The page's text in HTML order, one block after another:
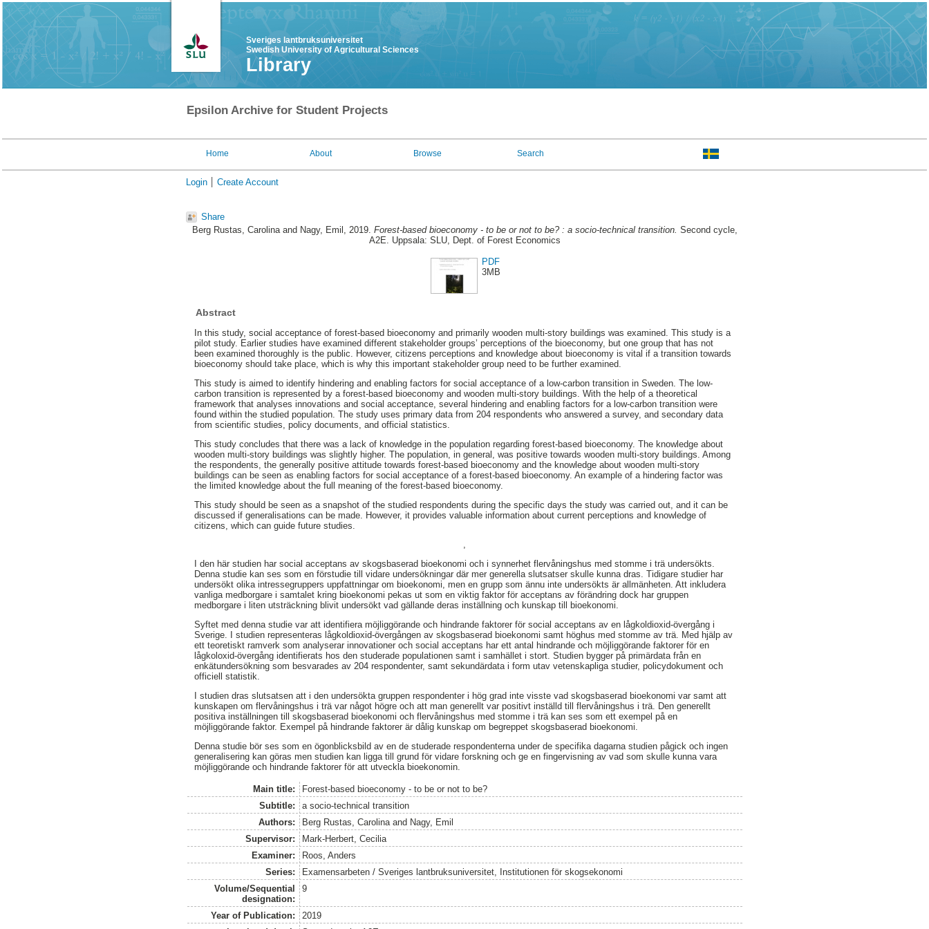
Sveriges lantbruksuniversitet
Swedish University of Agricultural Sciences
Library
Epsilon Archive for Student Projects
Home About Browse Search
Login Create Account
Share
Berg Rustas, Carolinaand Nagy, Emil , 2019. Forest-based bioeconomy - to be or not to be? : a socio-technical transition. Second cycle,
A2E. Uppsala: SLU, Dept. of Forest Economics
PDF
3MB
Abstract
In this study, social acceptance of forest-based bioeconomy and primarily wooden multi-story buildings was examined. This study is a
pilot study. Earlier studies have examined different stakeholder groups’ perceptions of the bioeconomy, but one group that has not
been examined thoroughly is the public. However, citizens perceptions and knowledge about bioeconomy is vital if a transition towards
bioeconomy should take place, which is why this important stakeholder group need to be further examined.
This study is aimed to identify hindering and enabling factors for social acceptance of a low-carbon transition in Sweden. The low-
carbon transition is represented by a forest-based bioeconomy and wooden multi-story buildings. With the help of a theoretical
framework that analyses innovations and social acceptance, several hindering and enabling factors for a low-carbon transition were
found within the studied population. The study uses primary data from 204 respondents who answered a survey, and secondary data
from scientific studies, policy documents, and official statistics.
This study concludes that there was a lack of knowledge in the population regarding forest-based bioeconomy. The knowledge about
wooden multi-story buildings was slightly higher. The population, in general, was positive towards wooden multi-story buildings. Among
the respondents, the generally positive attitude towards forest-based bioeconomy and the knowledge about wooden multi-story
buildings can be seen as enabling factors for social acceptance of a forest-based bioeconomy. An example of a hindering factor was
the limited knowledge about the full meaning of the forest-based bioeconomy.
This study should be seen as a snapshot of the studied respondents during the specific days the study was carried out, and it can be
discussed if generalisations can be made. However, it provides valuable information about current perceptions and knowledge of
citizens, which can guide future studies.
,
I den här studien har social acceptans av skogsbaserad bioekonomi och i synnerhet flervåningshus med stomme i trä undersökts.
Denna studie kan ses som en förstudie till vidare undersökningar där mer generella slutsatser skulle kunna dras. Tidigare studier har
undersökt olika intressegruppers uppfattningar om bioekonomi, men en grupp som ännu inte undersökts är allmänheten. Att inkludera
vanliga medborgare i samtalet kring bioekonomi pekas ut som en viktig faktor för acceptans av förändring dock har gruppen
medborgare i liten utsträckning blivit undersökt vad gällande deras inställning och kunskap till bioekonomi.
Syftet med denna studie var att identifiera möjliggörande och hindrande faktorer för social acceptans av en lågkoldioxid-övergång i
Sverige. I studien representeras lågkoldioxid-övergången av skogsbaserad bioekonomi samt höghus med stomme av trä. Med hjälp av
ett teoretiskt ramverk som analyserar innovationer och social acceptans har ett antal hindrande och möjliggörande faktorer för en
lågkoloxid-övergång identifierats hos den studerade populationen samt i samhället i stort. Studien bygger på primärdata från en
enkätundersökning som besvarades av 204 respondenter, samt sekundärdata i form utav vetenskapliga studier, policydokument och
officiell statistik.
I studien dras slutsatsen att i den undersökta gruppen respondenter i hög grad inte visste vad skogsbaserad bioekonomi var samt att
kunskapen om flervåningshus i trä var något högre och att man generellt var positivt inställd till flervåningshus i trä. Den generellt
positiva inställningen till skogsbaserad bioekonomi och flervåningshus med stomme i trä kan ses som ett exempel på en
möjliggörande faktor. Exempel på hindrande faktorer är dålig kunskap om begreppet skogsbaserad bioekonomi.
Denna studie bör ses som en ögonblicksbild av en de studerade respondenterna under de specifika dagarna studien pågick och ingen
generalisering kan göras men studien kan ligga till grund för vidare forskning och ge en fingervisning av vad som skulle kunna vara
möjliggörande och hindrande faktorer för att utveckla bioekonomin.
Main title:
Forest-based bioeconomy - to be or not to be?
Subtitle:
a socio-technical transition
Authors:
Berg Rustas, Carolinaand Nagy, Emil
Supervisor:
Mark-Herbert, Cecilia
Examiner:
Roos, Anders
Series:
Examensarbeten / Sveriges lantbruksuniversitet, Institutionen för skogsekonomi
Volume/Sequential
designation:
9
Year of Publication:
2019